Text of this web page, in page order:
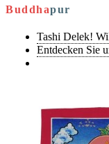
Buddhapur
Tashi Delek!
Entdecken Sie